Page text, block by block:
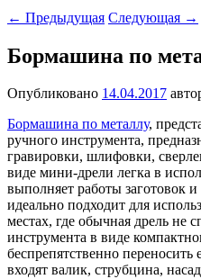
← Предыдущая Следующая →
Бормашина по
Опубликовано 14.04.2017
Бормашина по металлу,
ручного инструмента,
гравировки, шлифовки,
виде мини-дрели легка в
выполняет работы заготовок
идеально подходит для
местах, где обычная дрель не
инструмента в виде
беспрепятственно
входят валик, струбцина,